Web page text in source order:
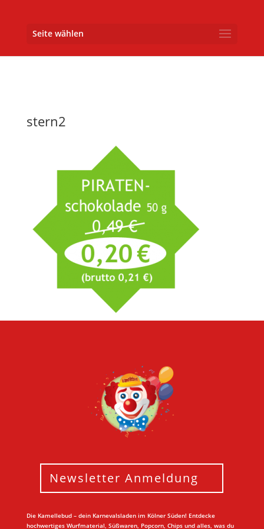
Seite wählen
stern2
Newsletter Anmeldung
Die Kamellebud – dein Karnevalsladen im Kölner Süden! Entdecke
hochwertiges Wurfmaterial, Süßwaren, Popcorn, Chips und alles, was du